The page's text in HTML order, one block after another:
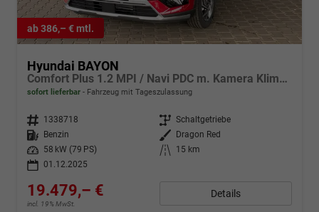
ab 386,– € mtl.
Hyundai BAYON
Comfort Plus 1.2 MPI / Navi PDC m. Kamera Klimaautom./ LED Sitz & Lenkr.Heiz/ Alu16
sofort lieferbar Fahrzeug mit Tageszulassung
Fahrzeugnr. 1338718 Getriebe Schaltgetriebe
Kraftstoff
Benzin Außenfarbe
Dragon Red
Leistung
58 kW (79 PS) Kilometerstand
15 km
01.12.2025
19.479,– €
incl. 19% MwSt.
Details